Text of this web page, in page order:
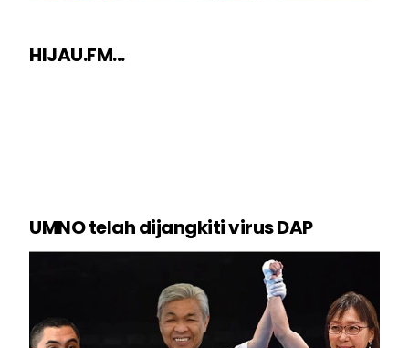
HIJAU.FM...
UMNO telah dijangkiti virus DAP